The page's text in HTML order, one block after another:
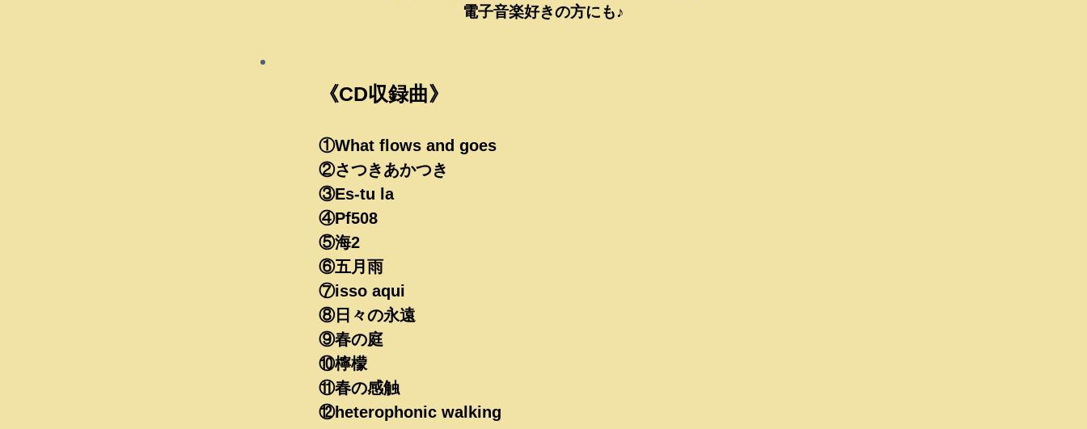
電子音楽好きの方にも♪
《CD収録曲》
①What flows and goes
②さつきあかつき
③Es-tu la
④Pf508
⑤海2
⑥五月雨
⑦isso aqui
⑧日々の永遠
⑨春の庭
⑩檸檬
​⑪春の感触
​⑫heterophonic walking